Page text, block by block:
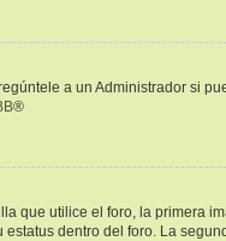
a un Administrador si
®
que utilice el foro, la primera
dentro del foro. La